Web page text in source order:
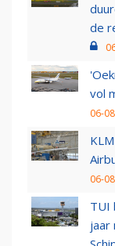
de
vol
06-
06-
TUI
jaar